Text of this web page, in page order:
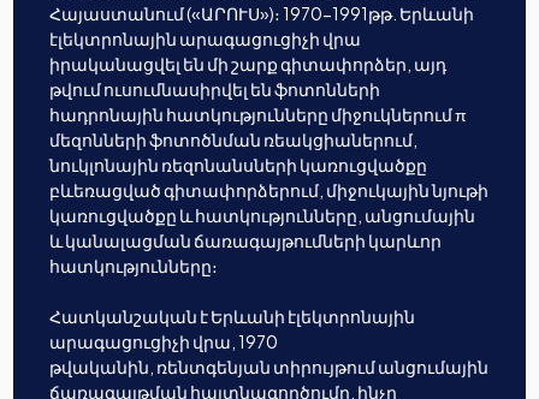
Հայաստանում («ԱՐՈՒՍ»)։ 1970-1991թթ. Երևանի
էլեկտրոնային արագացուցիչի վրա
իրականացվել են մի շարք գիտափորձեր, այդ
թվում ուսումնասիրվել են ֆոտոնների
հադրոնային հատկությունները միջուկներում π
մեզոնների ֆոտոծնման ռեակցիաներում,
նուկլոնային ռեզոնանսների կառուցվածքը
բևեռացված գիտափորձերում, միջուկային նյութի
կառուցվածքը և հատկությունները, անցումային
և կանալացման ճառագայթումների կարևոր
հատկությունները։
Հատկանշական է Երևանի էլեկտրոնային
արագացուցիչի վրա, 1970
թվականին, ռենտգենյան տիրույթում անցումային
ճառագայթման հայտնագործումը, ինչը